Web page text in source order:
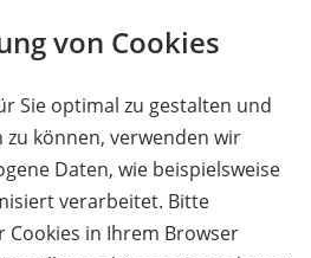
von Cookies
Sie optimal zu gestalten und
können, verwenden wir
Daten, wie beispielsweise
verarbeitet. Bitte
Cookies in Ihrem Browser
auch ohne Kundenkonto
Kaufvorgangs haben Sie die
Kundenkonto speichern zu
BESTELLUNG FORTSETZEN